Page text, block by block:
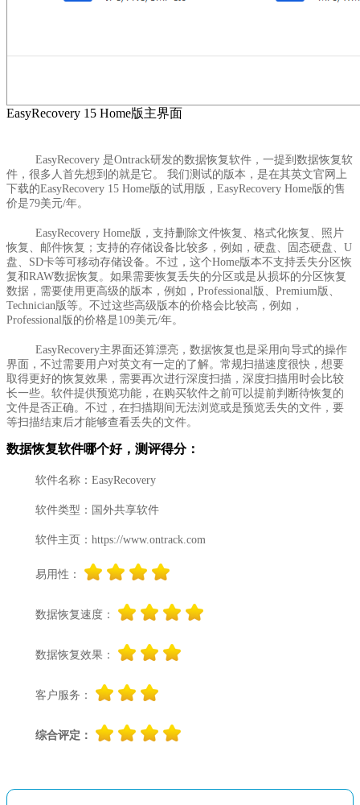
EasyRecovery 15 Home版主界面
EasyRecovery 是Ontrack研发的数据恢复软件，一提到数据恢复软
件，很多人首先想到的就是它。 我们测试的版本，是在其英文官网上
下载的EasyRecovery 15 Home版的试用版，EasyRecovery Home版的售
价是79美元/年。
EasyRecovery Home版，支持删除文件恢复、格式化恢复、照片
恢复、邮件恢复；支持的存储设备比较多，例如，硬盘、固态硬盘、U
盘、SD卡等可移动存储设备。不过，这个Home版本不支持丢失分区恢
复和RAW数据恢复。如果需要恢复丢失的分区或是从损坏的分区恢复
数据，需要使用更高级的版本，例如，Professional版、Premium版、
Technician版等。不过这些高级版本的价格会比较高，例如，
Professional版的价格是109美元/年。
EasyRecovery主界面还算漂亮，数据恢复也是采用向导式的操作
界面，不过需要用户对英文有一定的了解。常规扫描速度很快，想要
取得更好的恢复效果，需要再次进行深度扫描，深度扫描用时会比较
长一些。软件提供预览功能，在购买软件之前可以提前判断待恢复的
文件是否正确。不过，在扫描期间无法浏览或是预览丢失的文件，要
等扫描结束后才能够查看丢失的文件。
数据恢复软件哪个好，测评得分：
软件名称：EasyRecovery
软件类型：国外共享软件
软件主页：https://www.ontrack.com
易用性：
数据恢复速度：
数据恢复效果：
客户服务：
综合评定：